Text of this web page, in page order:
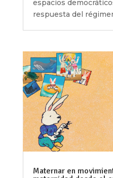
espacios
respuesta del
Maternar en